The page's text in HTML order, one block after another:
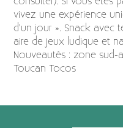
vivez une expérience
d’un jour ». Snack avec
aire de jeux ludique et
Nouveautés : zone sud-
Toucan Tocos